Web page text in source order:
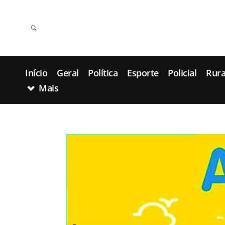
Início Geral Política Esporte Policial
Mais